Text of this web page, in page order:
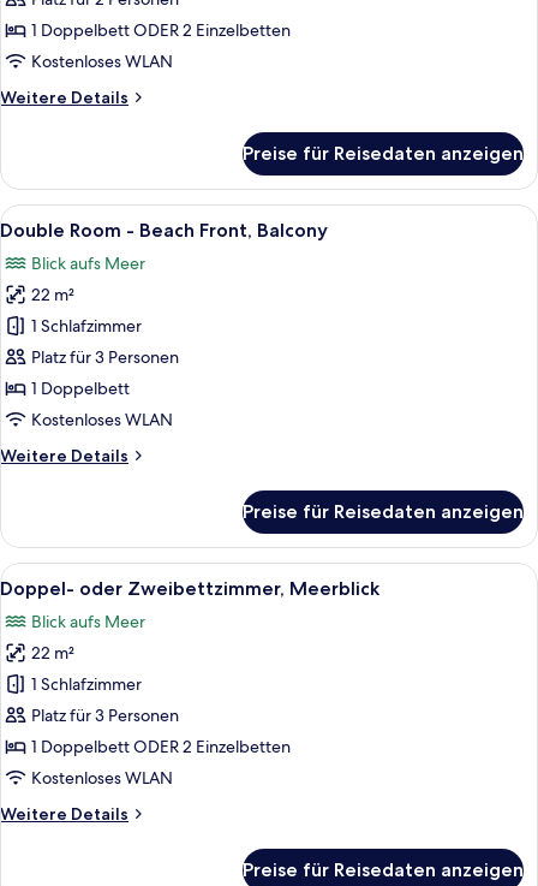
Twin
Room
Attic
1 Doppelbett ODER 2 Einzelbetten
Kostenloses WLAN
Weitere Details
Weitere
or
Twin
Room
Attic
Preise für Reisedaten anzeigen
Alle
Fotos
für
Double
Room
-
Beach
Front,
anzeigen
Ein Hotelzimmer mit einem großen
6
Double Room - Beach Front, Balcony
Blick aufs Meer
22 m²
1 Schlafzimmer
Platz für 3 Personen
1 Doppelbett
Kostenloses WLAN
Weitere Details
Weitere
Room
Beach
Front,
Balcony
Preise für Reisedaten anzeigen
Alle
Fotos
für
Doppel-
oder
Zweibettzimmer,
Meerblick
anzeigen
Ein Schlafzimmer mit einem großen
5
Doppel- oder Zweibettzimmer, Meerblick
Blick aufs Meer
22 m²
1 Schlafzimmer
Platz für 3 Personen
1 Doppelbett ODER 2 Einzelbetten
Kostenloses WLAN
Weitere Details
Weitere
Preise für Reisedaten anzeigen